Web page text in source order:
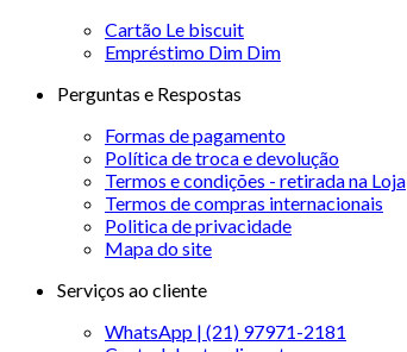
Cartão Le biscuit
Empréstimo Dim Dim
Perguntas e Respostas
Formas de pagamento
Política de troca e devolução
Termos e condições - retirada na Loja
Termos de compras internacionais
Politica de privacidade
Mapa do site
Serviços ao cliente
WhatsApp | (21) 97971-2181